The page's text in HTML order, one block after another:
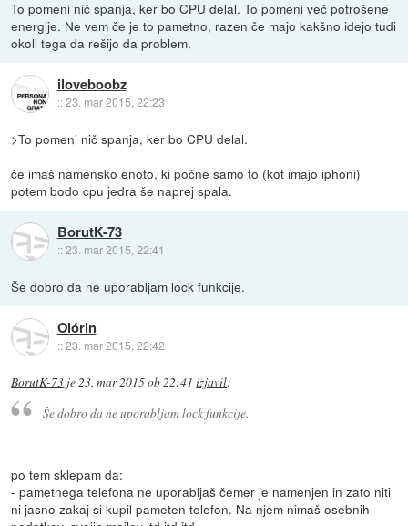
To pomeni nič spanja, ker bo CPU delal. To pomeni več potrošene
energije. Ne vem če je to pametno, razen če majo kakšno idejo tudi
okoli tega da rešijo da problem.
iloveboobz
::23. mar 2015, 22:23
>To pomeni nič spanja, ker bo CPU delal.
če imaš namensko enoto, ki počne samo to (kot imajo iphoni)
potem bodo cpu jedra še naprej spala.
BorutK-73
::23. mar 2015, 22:41
Še dobro da ne uporabljam lock funkcije.
Olórin
::23. mar 2015, 22:42
BorutK-73 je23. mar 2015 ob 22:41 izjavil:
Še dobro da ne uporabljam lock funkcije.
po tem sklepam da:
- pametnega telefona ne uporabljaš čemer je namenjen in zato niti
ni jasno zakaj si kupil pameten telefon. Na njem nimaš osebnih